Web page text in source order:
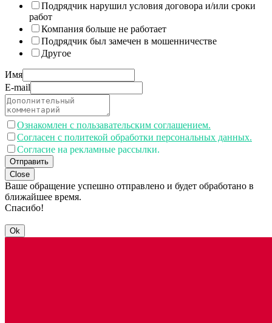
Подрядчик нарушил условия договора и/или сроки
работ
Компания больше не работает
Подрядчик был замечен в мошенничестве
Другое
Имя
E-mail
Ознакомлен с пользавательским соглашением.
Согласен с политекой обработки персональных данных.
Согласие на рекламные рассылки.
Отправить
Close
Ваше обращение успешно отправлено и будет обработано в
ближайшее время.
Спасибо!
Ok